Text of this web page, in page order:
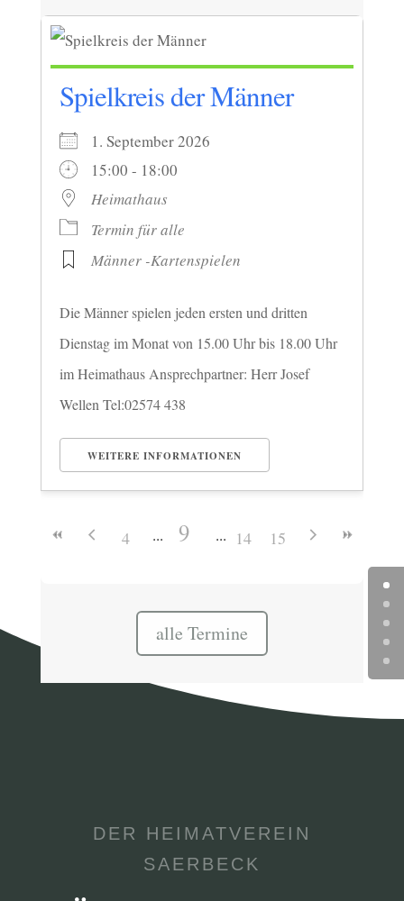
Spielkreis der Männer
1. September 2026
15:00 - 18:00
Heimathaus
Termin für alle
Männer -Kartenspielen
Die Männer spielen jeden ersten und dritten
Dienstag im Monat von 15.00 Uhr bis 18.00 Uhr
im Heimathaus Ansprechpartner: Herr Josef
Wellen Tel:02574 438
WEITERE INFORMATIONEN
4 9 14 15
alle Termine
DER HEIMATVEREIN
SAERBECK